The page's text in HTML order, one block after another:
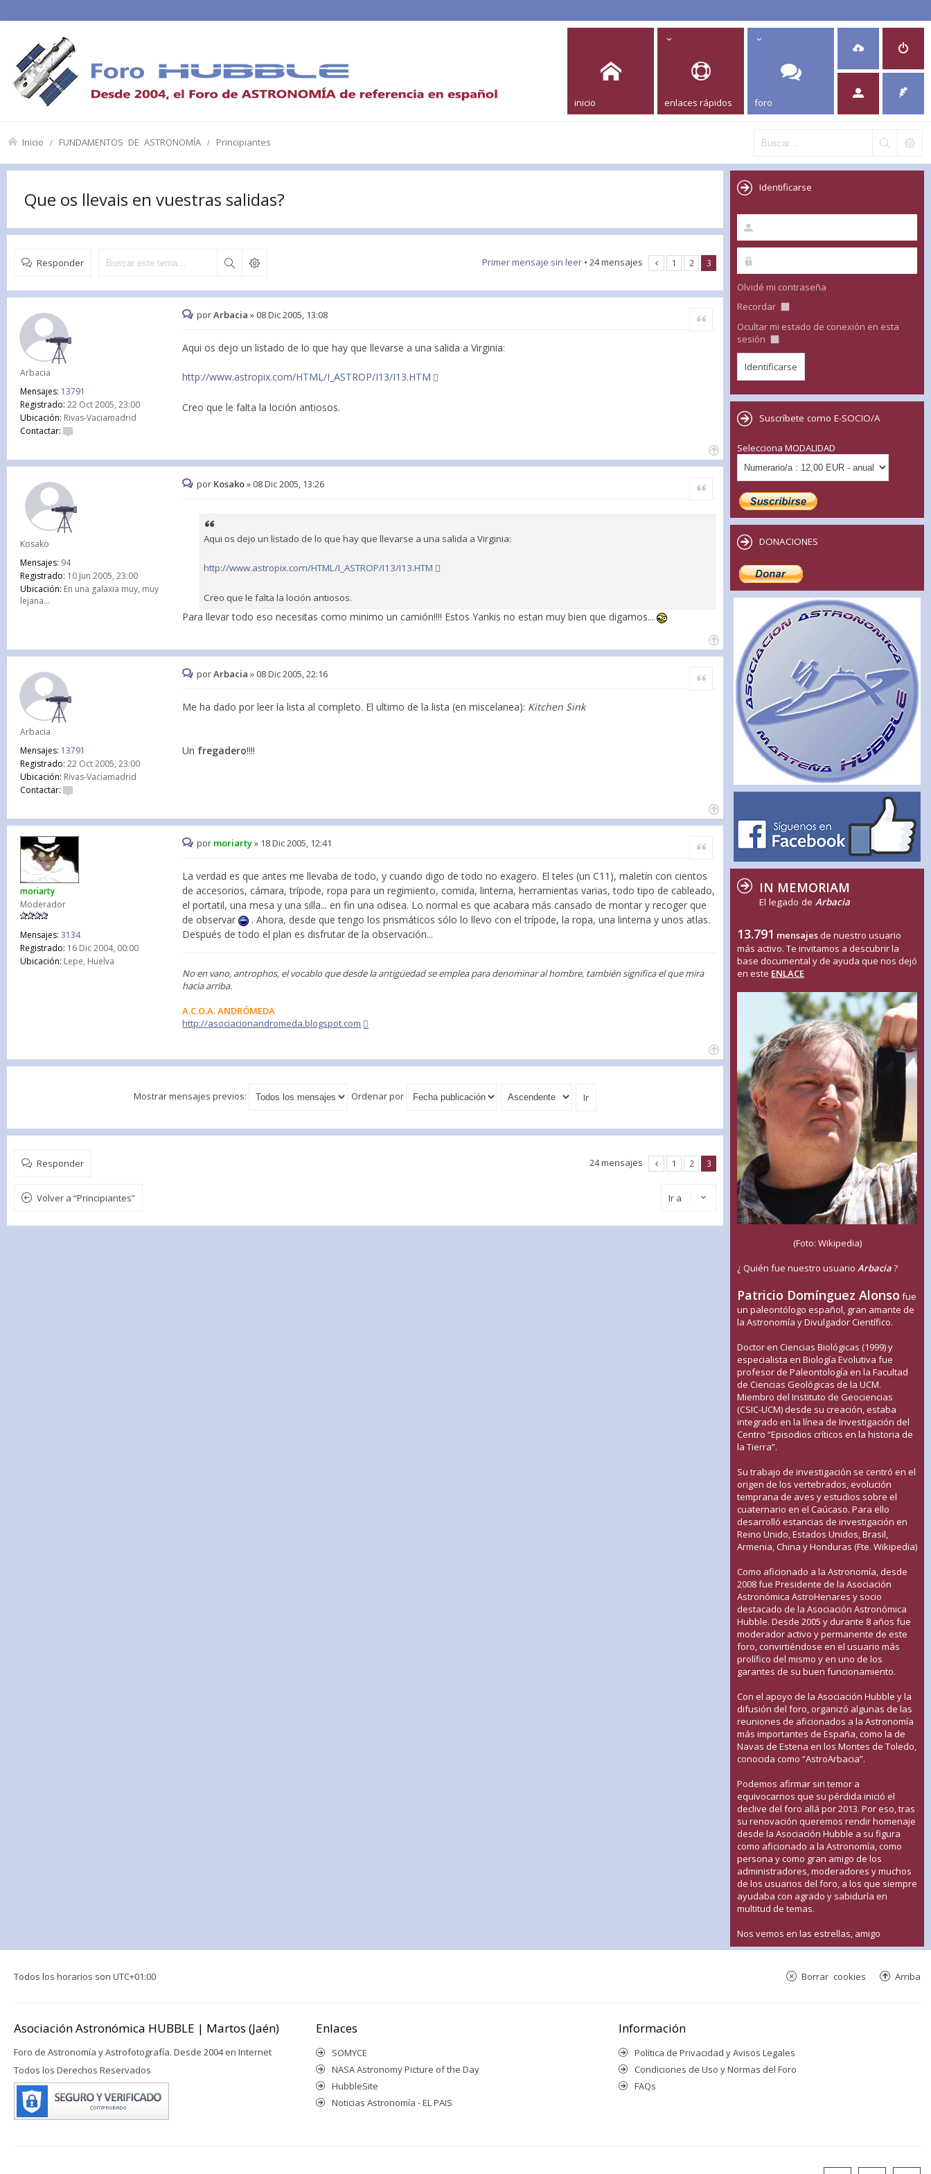
inicio enlaces rápidos foro
Inicio FUNDAMENTOS DE ASTRONOMÍA Principiantes
Que os llevais en vuestras salidas?
Responder Primer mensaje sin leer • 24 mensajes 1 2 3
Arbacia
Mensajes: 13791
Registrado: 22 Oct 2005, 23:00
Ubicación: Rivas-Vaciamadrid
Contactar:
Citar
porArbacia »08 Dic 2005, 13:08
Aqui os dejo un listado de lo que hay que llevarse a una salida a Virginia:
http://www.astropix.com/HTML/I_ASTROP/I13/I13.HTM
Creo que le falta la loción antiosos.
Kosako
Mensajes: 94
Registrado: 10 Jun 2005, 23:00
Ubicación: En una galaxia muy, muy
lejana...
Citar
por Kosako»08 Dic 2005, 13:26
Aqui os dejo un listado de lo que hay que llevarse a una salida a Virginia:
http://www.astropix.com/HTML/I_ASTROP/I13/I13.HTM
Creo que le falta la loción antiosos.
Para llevar todo eso necesitas como minimo un camión!!!! Estos Yankis no estan muy bien que digamos...
Arbacia
Mensajes: 13791
Registrado: 22 Oct 2005, 23:00
Ubicación: Rivas-Vaciamadrid
Contactar:
Citar
porArbacia »08 Dic 2005, 22:16
Me ha dado por leer la lista al completo. El ultimo de la lista (en miscelanea): Kitchen Sink
Un fregadero!!!!
moriarty
Moderador
Mensajes: 3134
Registrado: 16 Dic 2004, 00:00
Ubicación: Lepe, Huelva
Citar
por moriarty» 18 Dic 2005, 12:41
La verdad es que antes me llevaba de todo, y cuando digo de todo no exagero. El teles (un C11), maletín con cientos
de accesorios, cámara, trípode, ropa para un regimiento, comida, linterna, herramientas varias, todo tipo de cableado,
el portatil, una mesa y una silla... en fin una odisea. Lo normal es que acabara más cansado de montar y recoger que
de observar
. Ahora, desde que tengo los prismáticos sólo lo llevo con el trípode, la ropa, una linterna y unos atlas.
Después de todo el plan es disfrutar de la observación...
No en vano, antrophos, el vocablo que desde la antigüedad se emplea para denominar al hombre, también significa el que mira
hacia arriba.
A.C.O.A. ANDRÓMEDA
http://asociacionandromeda.blogspot.com
Mostrar mensajes previos: Ordenar por
Responder 24 mensajes 1 2 3
Volver a “Principiantes” Ir a
Identificarse
Olvidé mi contraseña
Recordar
Ocultar mi estado de conexión en esta
sesión
Suscríbete como E-SOCIO/A
Selecciona MODALIDAD
DONACIONES
IN MEMORIAM
El legado de Arbacia
13.791 mensajes de nuestro usuario
más activo. Te invitamos a descubrir la
base documental y de ayuda que nos dejó
en este ENLACE
(Foto: Wikipedia)
¿ Quién fue nuestro usuario Arbacia?
Patricio Domínguez Alonso fue
un paleontólogo español, gran amante de
la Astronomía y Divulgador Científico.
Doctor en Ciencias Biológicas (1999) y
especialista en Biología Evolutiva fue
profesor de Paleontología en la Facultad
de Ciencias Geológicas de la UCM.
Miembro del Instituto de Geociencias
(CSIC-UCM) desde su creación, estaba
integrado en la línea de Investigación del
Centro “Episodios críticos en la historia de
la Tierra”.
Su trabajo de investigación se centró en el
origen de los vertebrados, evolución
temprana de aves y estudios sobre el
cuaternario en el Caúcaso. Para ello
desarrolló estancias de investigación en
Reino Unido, Estados Unidos, Brasil,
Armenia, China y Honduras (Fte. Wikipedia)
Como aficionado a la Astronomía, desde
2008 fue Presidente de la Asociación
Astronómica AstroHenares y socio
destacado de la Asociación Astronómica
Hubble. Desde 2005 y durante 8 años fue
moderador activo y permanente de este
foro, convirtiéndose en el usuario más
prolífico del mismo y en uno de los
garantes de su buen funcionamiento.
Con el apoyo de la Asociación Hubble y la
difusión del foro, organizó algunas de las
reuniones de aficionados a la Astronomía
más importantes de España, como la de
Navas de Estena en los Montes de Toledo,
conocida como “AstroArbacia”.
Podemos afirmar sin temor a
equivocarnos que su pérdida inició el
declive del foro allá por 2013. Por eso, tras
su renovación queremos rendir homenaje
desde la Asociación Hubble a su figura
como aficionado a la Astronomía, como
persona y como gran amigo de los
administradores, moderadores y muchos
de los usuarios del foro, a los que siempre
ayudaba con agrado y sabiduría en
multitud de temas.
Nos vemos en las estrellas, amigo
Todos los horarios son UTC+01:00 Arriba
Borrar cookies
Asociación Astronómica HUBBLE | Martos (Jaén)
Foro de Astronomía y Astrofotografía. Desde 2004 en Internet
Todos los Derechos Reservados
Enlaces
SOMYCE
NASA Astronomy Picture of the Day
HubbleSite
Noticias Astronomía - EL PAIS
Información
Política de Privacidad y Avisos Legales
Condiciones de Uso y Normas del Foro
FAQs